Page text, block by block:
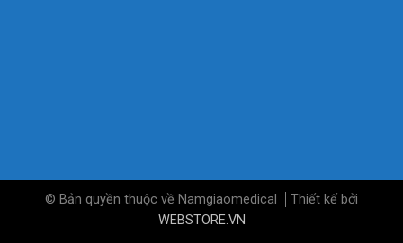
© Bản quyền thuộc về Namgiaomedical
Thiết kế bởi
WEBSTORE.VN